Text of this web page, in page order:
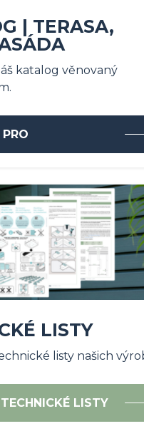
| TERASA,
katalog věnovaný
LISTY
listy našich
LISTY